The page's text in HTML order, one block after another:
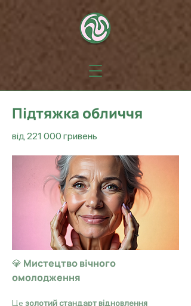
Підтяжка обличчя
від 221 000 гривень
💎 Мистецтво вічного
омолодження
Це золотий стандарт відновлення